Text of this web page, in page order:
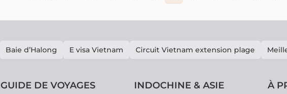
Baie d’Halong E visa Vietnam Circuit Vietnam extension plage
GUIDE DE VOYAGES INDOCHINE & ASIE À